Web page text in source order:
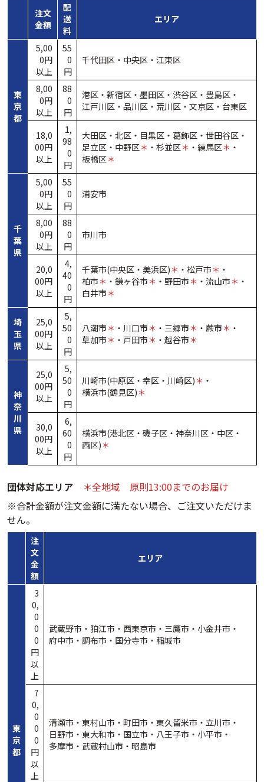
注文
金額
配
送
料
エリア
東
京
都
5,00
0円
以上
55
0
円
千代田区・ 中央区・ 江東区
8,00
0円
以上
88
0
円
港区・ 新宿区・ 墨田区・ 渋谷区・ 豊島区・
江戸川区・ 品川区・ 荒川区・ 文京区・ 台東区
18,0
00円
以上
1,
98
0
円
大田区・ 北区・ 目黒区・ 葛飾区・ 世田谷区・
足立区・ 中野区＊ ・ 杉並区＊ ・ 練馬区＊ ・
板橋区＊
千
葉
県
5,00
0円
以上
55
0
円
浦安市
8,00
0円
以上
88
0
円
市川市
20,0
00円
以上
4,
40
0
円
千葉市(中央区・ 美浜区)＊ ・ 松戸市＊ ・
柏市＊ ・ 鎌ヶ谷市＊ ・ 野田市＊ ・ 流山市＊ ・
白井市＊
埼
玉
県
25,0
00円
以上
5,
50
0
円
八潮市＊ ・ 川口市＊ ・ 三郷市＊ ・ 蕨市＊ ・
草加市＊ ・ 戸田市＊ ・ 越谷市＊
神
奈
川
県
25,0
00円
以上
5,
50
0
円
川崎市(中原区・ 幸区・ 川崎区)＊ ・
横浜市(鶴見区)＊
30,0
00円
以上
6,
60
0
円
横浜市(港北区・ 磯子区・ 神奈川区・ 中区・
西区)＊
団体対応エリア
＊全地域 原則13:00までのお届け
※合計金額が注文金額に満たない場合、ご注文いただけま
せん。
注
文
金
額
エリア
東
京
都
3
0,
0
0
0
円
以
上
武蔵野市・ 狛江市・ 西東京市・ 三鷹市・ 小金井市・
府中市・ 調布市・ 国分寺市・ 稲城市
7
0,
0
0
0
円
以
上
清瀬市・ 東村山市・ 町田市・ 東久留米市・ 立川市・
日野市・ 東大和市・ 国立市・ 八王子市・ 小平市・
多摩市・ 武蔵村山市・ 昭島市